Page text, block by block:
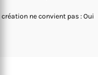
création ne convient pas : Oui